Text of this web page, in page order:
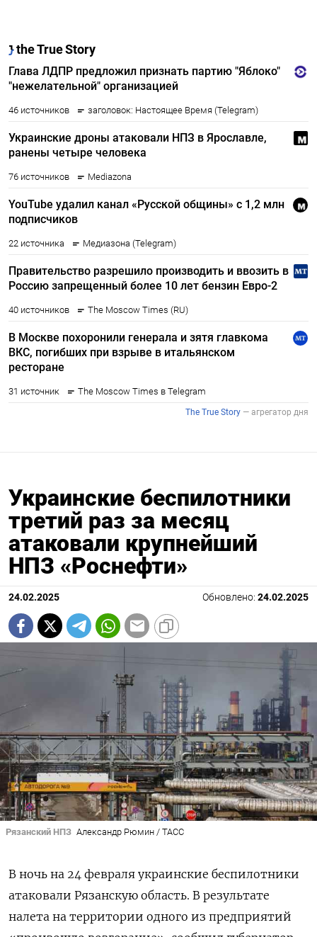
Украинские беспилотники
третий раз за месяц
атаковали крупнейший
НПЗ «Роснефти»
24.02.2025 Обновлено: 24.02.2025
Рязанский НПЗ Александр Рюмин / ТАСС
В ночь на 24 февраля украинские беспилотники
атаковали Рязанскую область. В результате
налета на территории одного из предприятий